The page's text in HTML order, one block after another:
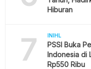
Hiburan
7 INIHL
PSSI Buka
Indonesia di
Rp550 Ribu